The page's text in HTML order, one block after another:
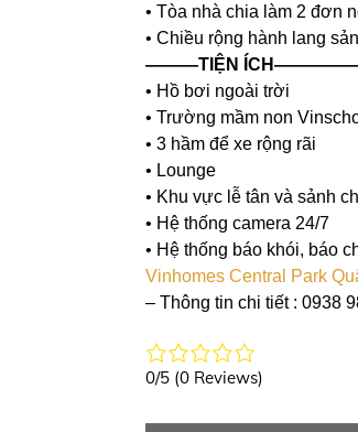
• Tòa nhà chia làm 2 đơn
• Chiều rộng hành lang
———TIỆN
• Hồ bơi ngoài trời
• Trường mầm non
• 3 hầm để xe rộng rãi
• Lounge
• Khu vực lễ tân và sảnh
• Hệ thống camera 24/7
• Hệ thống báo khói, báo
Vinhomes Central Park
– Thông tin chi tiết : 0938
0/5 (0 Reviews)